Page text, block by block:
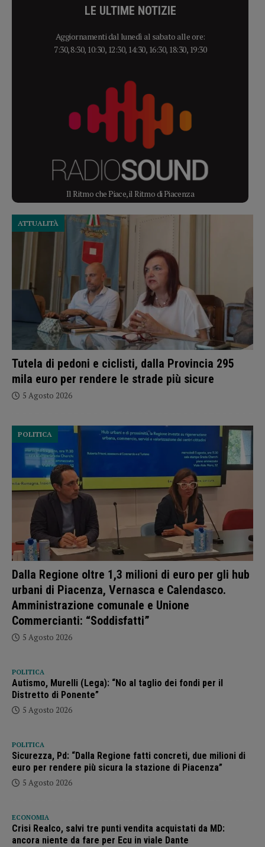
LE ULTIME NOTIZIE
Aggiornamenti dal lunedì al sabato alle ore:
7:30, 8:30, 10:30, 12:30, 14:30, 16:30, 18:30, 19:30
Il Ritmo che Piace, il Ritmo di Piacenza
Tutela di pedoni e ciclisti, dalla Provincia 295
mila euro per rendere le strade più sicure
ATTUALITÀ
5 Agosto 2026
Dalla Regione oltre 1,3 milioni di euro per gli hub
urbani di Piacenza, Vernasca e Calendasco.
Amministrazione comunale e Unione
Commercianti: “Soddisfatti”
POLITICA
5 Agosto 2026
POLITICA
Autismo, Murelli (Lega): “No al taglio dei fondi per il
Distretto di Ponente”
5 Agosto 2026
POLITICA
Sicurezza, Pd: “Dalla Regione fatti concreti, due milioni di
euro per rendere più sicura la stazione di Piacenza”
5 Agosto 2026
ECONOMIA
Crisi Realco, salvi tre punti vendita acquistati da MD:
ancora niente da fare per Ecu in viale Dante